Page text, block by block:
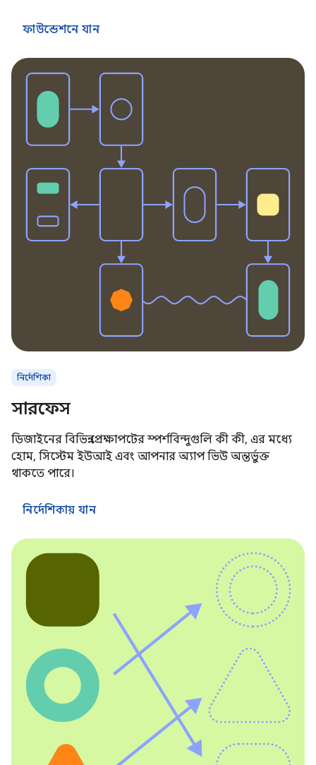
ফাউন্ডেশনে যান
নির্দেশিকা
সারফেস
ডিজাইনের বিভিন্ন প্রেক্ষাপটের স্পর্শবিন্দুগুলি কী কী, এর মধ্যে
হোম, সিস্টেম ইউআই এবং আপনার অ্যাপ ভিউ অন্তর্ভুক্ত
থাকতে পারে।
নির্দেশিকায় যান